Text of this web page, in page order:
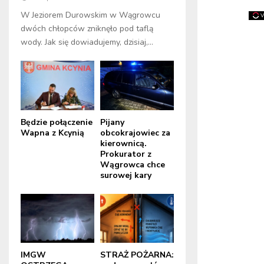
W Jeziorem Durowskim w Wągrowcu
dwóch chłopców zniknęło pod taflą
wody. Jak się dowiadujemy, dzisiaj,...
Będzie połączenie
Wapna z Kcynią
Pijany
obcokrajowiec za
kierownicą.
Prokurator z
Wągrowca chce
surowej kary
IMGW
STRAŻ POŻARNA: